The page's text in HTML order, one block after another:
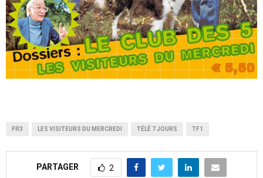
FR3 LES VISITEURS DU MERCREDI TÉLÉ 7 JOURS TF1
PARTAGER 2